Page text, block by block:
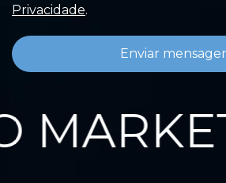
Privacidade.
Enviar